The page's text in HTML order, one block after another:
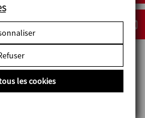
CXC
MECHANICAL SEAL
les cookies